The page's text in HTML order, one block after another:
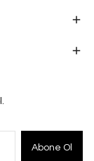
Abone Ol